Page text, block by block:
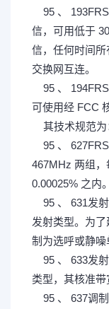
95 、
信，可用低于
信，任何时间
交换网互连。
95 、
可使用经 FCC
其技术规范为
95 、
467MHz 两组
0.00025% 之内。
95 、 631发
发射类型。为
制为选呼或静噪
95 、 633发
类型，其核准带
95 、 637调